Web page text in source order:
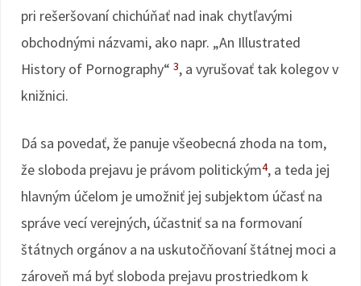
pri rešeršovaní chichúňať nad inak chytľavými
obchodnými názvami, ako napr. „An Illustrated
History of Pornography“ 3, a vyrušovať tak kolegov v
knižnici.
Dá sa povedať, že panuje všeobecná zhoda na tom,
že sloboda prejavu je právom politickým4, a teda jej
hlavným účelom je umožniť jej subjektom účasť na
správe vecí verejných, účastniť sa na formovaní
štátnych orgánov a na uskutočňovaní štátnej moci a
zároveň má byť sloboda prejavu prostriedkom k